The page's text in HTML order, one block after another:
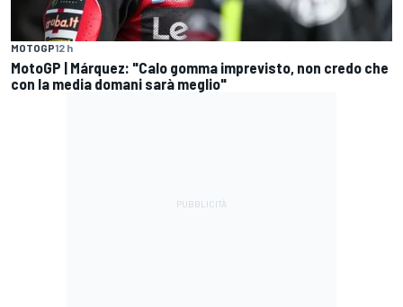
MOTOGP12 h
MotoGP | Márquez: "Calo gomma imprevisto, non credo che
con la media domani sarà meglio"